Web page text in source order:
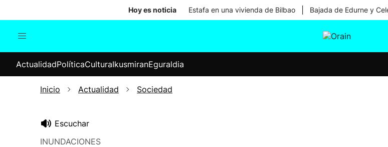
Hoy es noticia Estafa en una vivienda de Bilbao Bajada de Edurne y
Internacional
Elecciones
ActualidadPolíticaCulturaIkusmiranEguraldia
Inicio Actualidad Sociedad
Escuchar
INUNDACIONES